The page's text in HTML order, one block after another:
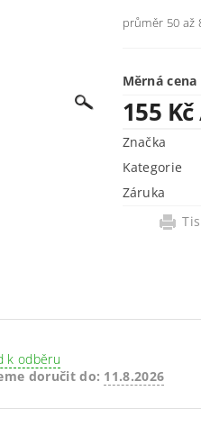
průměr 50 až
Měrná cena
155 Kč
Značka
Kategorie
Záruka
k odběru
doručit do: 11.8.2026